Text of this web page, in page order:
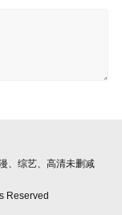
、综艺、高清未删减
Reserved